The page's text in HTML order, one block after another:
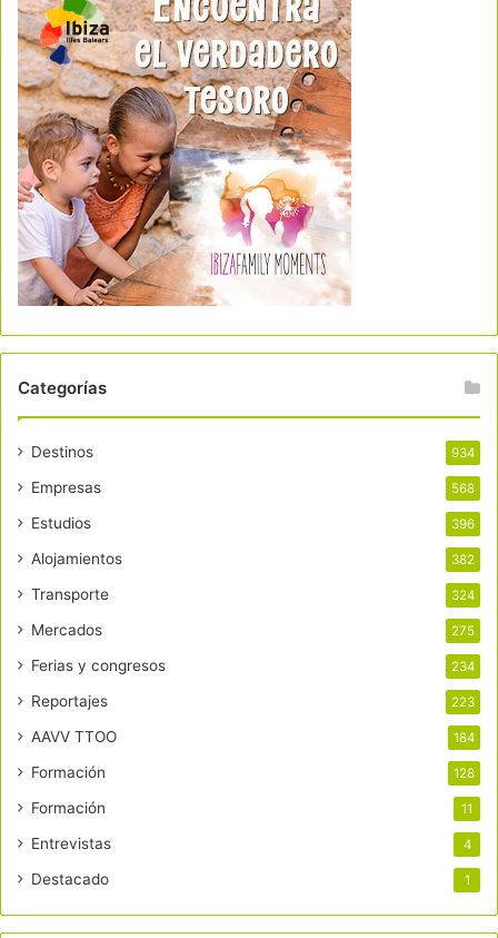
Categorías
Destinos 934
Empresas 568
Estudios 396
Alojamientos 382
Transporte 324
Mercados 275
Ferias y congresos 234
Reportajes 223
AAVV TTOO 184
Formación 128
Formación 11
Entrevistas 4
Destacado 1